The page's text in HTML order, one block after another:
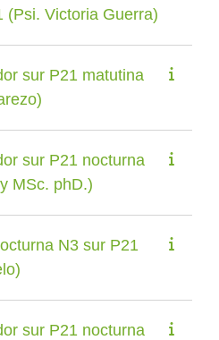
(Psi. Victoria Guerra)
sur P21 matutina
sur P21 nocturna
MSc. phD.)
N3 sur P21
sur P21 nocturna